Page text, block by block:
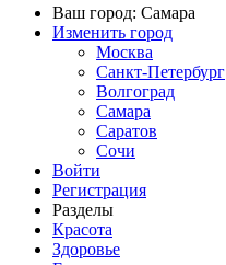
Ваш город: Самара
Изменить город
Москва
Санкт-Петербург
Волгоград
Самара
Саратов
Сочи
Войти
Регистрация
Разделы
Красота
Здоровье